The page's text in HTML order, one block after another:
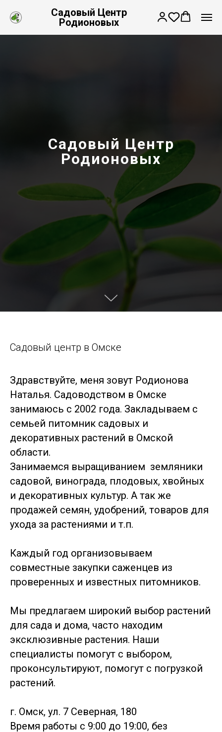
Садовый Центр
Родионовых
Садовый Центр
Родионовых
Садовый центр в Омске
Здравствуйте, меня зовут Родионова
Наталья. Садоводством в Омске
занимаюсь с 2002 года. Закладываем с
семьей питомник садовых и
декоративных растений в Омской
области.
Занимаемся выращиванием земляники
садовой, винограда, плодовых, хвойных
и декоративных культур. А так же
продажей семян, удобрений, товаров для
ухода за растениями и т.п.
Каждый год организовываем
совместные закупки саженцев из
проверенных и известных питомников.
Мы предлагаем широкий выбор растений
для сада и дома, часто находим
эксклюзивные растения. Наши
специалисты помогут с выбором,
проконсультируют, помогут с погрузкой
растений.
г. Омск, ул. 7 Северная, 180
Время работы с 9:00 до 19:00, без